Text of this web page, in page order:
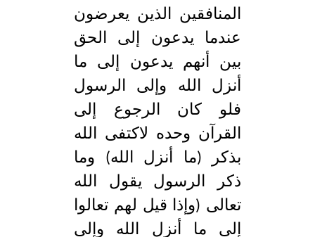
المنافقين الذين يعرضون
عندما يدعون إلى الحق
بين أنهم يدعون إلى ما
أنزل الله وإلى الرسول
فلو كان الرجوع إلى
القرآن وحده لاكتفى الله
بذكر (ما أنزل الله) وما
ذكر الرسول يقول الله
تعالى (وإذا قيل لهم تعالوا
إلى ما أنزل الله وإلى